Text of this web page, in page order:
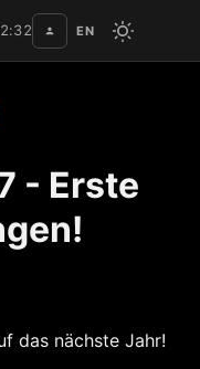
EN
- Erste
das nächste Jahr!